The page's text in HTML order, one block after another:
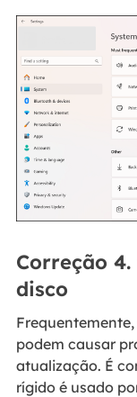
Correção
disco
podem causar
atualização. É
rígido é usado